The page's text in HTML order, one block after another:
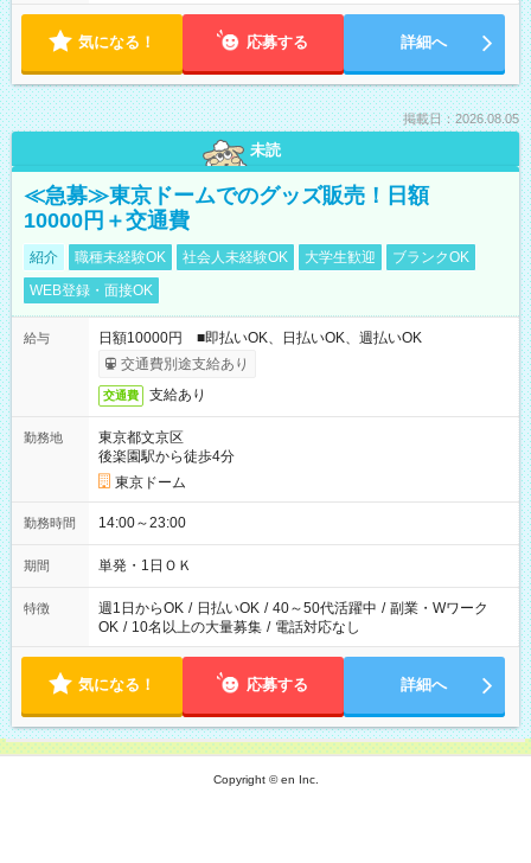
気になる！ 応募する 詳細へ
掲載日：2026.08.05
未読
≪急募≫東京ドームでのグッズ販売！日額
10000円＋交通費
紹介 職種未経験OK 社会人未経験OK 大学生歓迎
ブランクOK
WEB登録・面接OK
給与
日額10000円 ■即払いOK、日払いOK、週払いOK
交通費別途支給あり
交通費 支給あり
勤務地
東京都文京区
後楽園駅から徒歩4分
東京ドーム
勤務時間 14:00～23:00
期間 単発・1日ＯＫ
特徴 週1日からOK / 日払いOK / 40～50代活躍中 / 副業・Wワーク
OK / 10名以上の大量募集 / 電話対応なし
気になる！ 応募する 詳細へ
Copyright © en Inc.